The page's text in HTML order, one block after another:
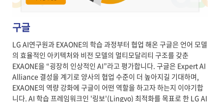
구글
LG AI연구원과 EXAONE의 학습 과정부터 협업 해온 구글은 언어 모델
의 효율적인 아키텍처와 비전 모델의 멀티모달리티 구조를 갖춘
EXAONE을 “굉장히 인상적인 AI”라고 평가합니다. 구글은 Expert AI
Alliance 결성을 계기로 양사의 협업 수준이 더 높아지길 기대하며,
EXAONE의 역량 강화에 구글이 어떤 역할을 하고자 하는지 이야기합
니다. AI 학습 프레임워크인 '링보'(Lingvo) 최적화를 목표로 한 LG AI